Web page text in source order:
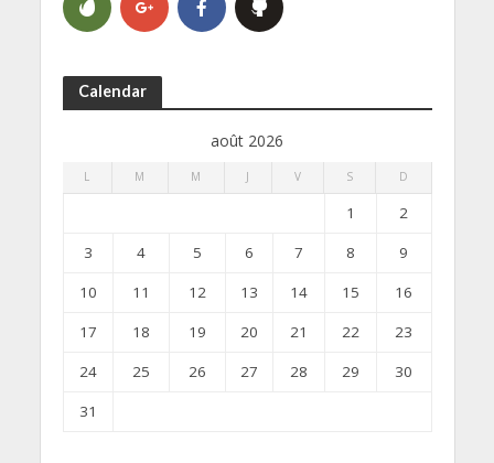
Calendar
août 2026
L M M J V S D
1
2
3
4 5 6 7 8
9
10
11 12 13 14 15
16
17
18 19 20 21 22
23
24
25 26 27 28 29
30
31